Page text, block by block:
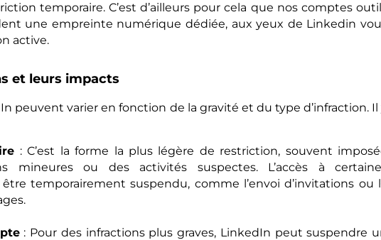
temporaire. C’est d’ailleurs pour cela que nos comptes
une empreinte numérique dédiée, aux yeux de Linkedin
active.
et leurs impacts
peuvent varier en fonction de la gravité et du type d’infraction. Il
: C’est la forme la plus légère de restriction, souvent
mineures ou des activités suspectes. L’accès à
temporairement suspendu, comme l’envoi d’invitations ou
: Pour des infractions plus graves, LinkedIn peut suspendre